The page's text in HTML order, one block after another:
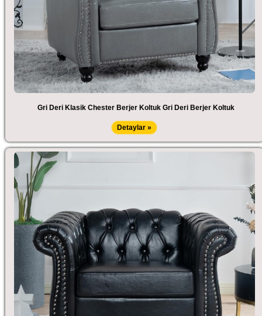
Gri Deri Klasik Chester Berjer Koltuk Gri Deri Berjer Koltuk
Detaylar »